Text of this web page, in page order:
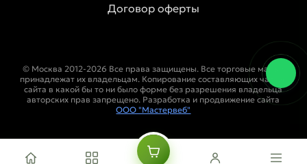
Договор оферты
© Москва 2012-2026 Все права защищены. Все торговые марки
принадлежат их владельцам. Копирование составляющих частей
сайта в какой бы то ни было форме без разрешения владельца
авторских прав запрещено. Разработка и продвижение сайта
ООО "Мастервеб"